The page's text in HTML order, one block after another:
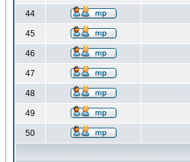
44
45
46
47
48
49
50